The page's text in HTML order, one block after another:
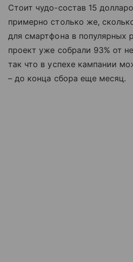
Стоит чудо-состав 15
примерно столько же,
для смартфона в популярных
проект уже собрали 93% от
так что в успехе кампании
– до конца сбора еще месяц.